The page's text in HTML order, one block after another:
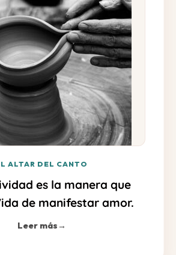
ALTAR DEL CANTO
es la manera que
de manifestar amor.
Leer más→